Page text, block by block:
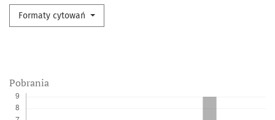
Formaty cytowań
Pobrania